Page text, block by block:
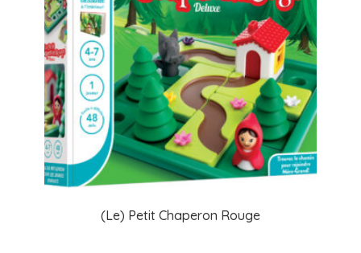
(Le) Petit Chaperon Rouge